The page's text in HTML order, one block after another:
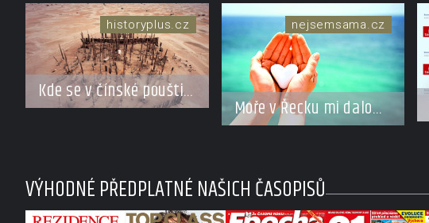
Kde se v čínské poušti
vzali modroocí
historyplus.cz
Moře v Řecku mi dalo
znamení
nejsemsama.cz
VÝHODNÉ PŘEDPLATNÉ NAŠICH ČASOPISŮ